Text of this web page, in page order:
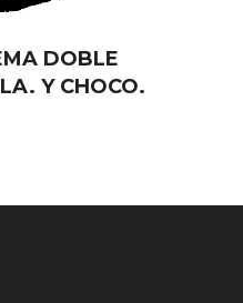
DOBLE
Y CHOCO.